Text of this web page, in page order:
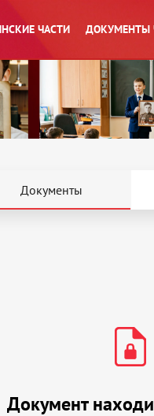
ЧАСТИ ДОКУМЕНТЫ
Документы
Документ